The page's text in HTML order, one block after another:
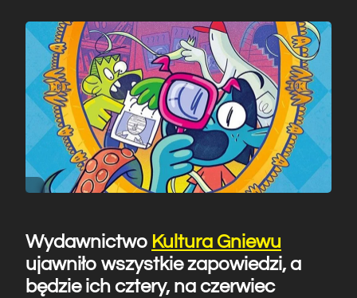
Wydawnictwo Kultura Gniewu
ujawniło wszystkie zapowiedzi, a
będzie ich cztery, na czerwiec